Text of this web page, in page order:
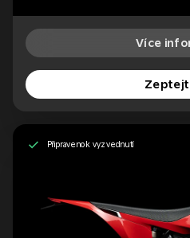
Více
Připraveno k vyzvednutí